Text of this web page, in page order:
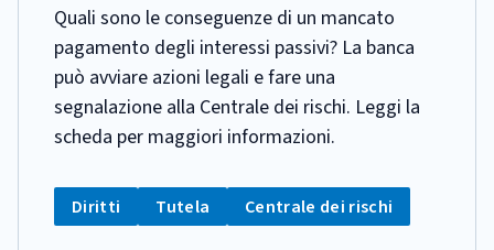
Quali sono le conseguenze di un mancato
pagamento degli interessi passivi? La banca
può avviare azioni legali e fare una
segnalazione alla Centrale dei rischi. Leggi la
scheda per maggiori informazioni.
CATEGORIA:
Tag:
Diritti Tag:
Tutela Tag:
Centrale dei rischi